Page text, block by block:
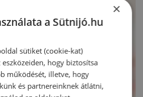
×
a Sütnijó.hu
sütiket (cookie-kat)
eszközeiden, hogy biztosítsa
működését, illetve, hogy
és partnereinknek átlátni,